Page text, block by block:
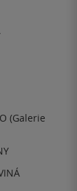
(Galerie